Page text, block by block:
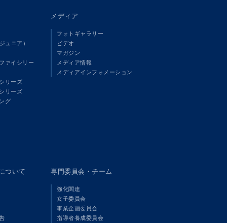
ュニア）
ァイシリー
リーズ
リーズ
グ
メディア
フォトギャラリー
ビデオ
マガジン
メディア情報
メディアインフォメーション
ついて 専門委員会・チーム
強化関連
女子委員会
事業企画委員会
指導者養成委員会